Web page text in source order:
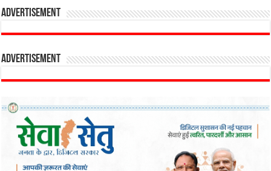
Advertisement
Advertisement